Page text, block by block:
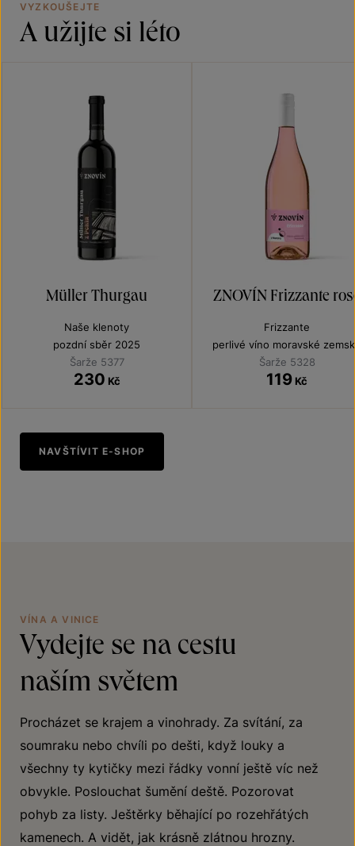
VYZKOUŠEJTE
A užijte si léto
Müller Thurgau
Naše klenoty
pozdní sběr 2025
Šarže 5377
230 Kč
ZNOVÍN Frizzante
Frizzante
perlivé víno moravské
2025
Šarže 5328
119 Kč
NAVŠTÍVIT E-SHOP
VÍNA A VINICE
Vydejte se na cestu
naším světem
Procházet se krajem a vinohrady. Za svítání, za
soumraku nebo chvíli po dešti, když louky a
všechny ty kytičky mezi řádky vonní ještě víc než
obvykle. Poslouchat šumění deště. Pozorovat
pohyb za listy. Ještěrky běhající po rozehřátých
kamenech. A vidět, jak krásně zlátnou hrozny.